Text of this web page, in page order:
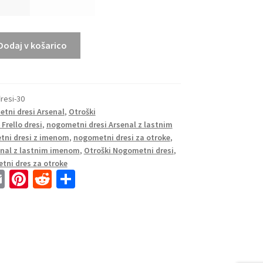
v košarico
30
dresi Arsenal, Otroški
dresi, nogometni dresi Arsenal z lastnim
dresi z imenom, nogometni dresi za otroke,
z lastnim imenom, Otroški Nogometni dresi,
dres za otroke
E Pi R S